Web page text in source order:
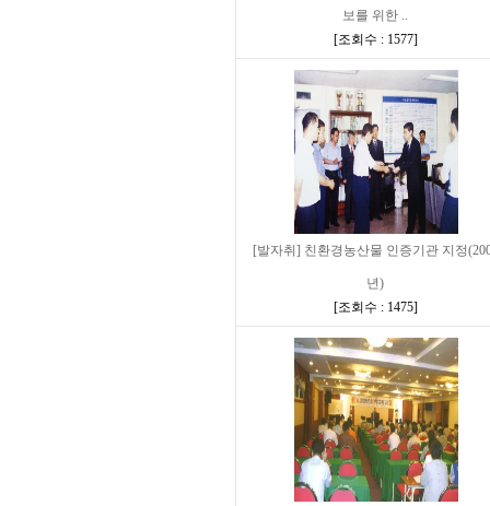
보를 위한 ..
[조회수 : 1577]
[발자취] 친환경농산물 인증기관 지정
년)
[조회수 : 1475]